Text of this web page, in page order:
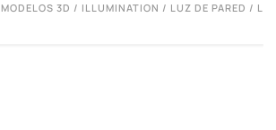
MODELOS 3D / ILLUMINATION / LUZ DE PARED /